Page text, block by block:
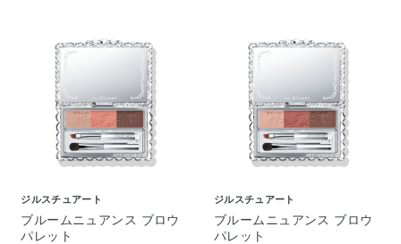
ジルスチュアート
ブルームニュアンス ブロウ
パレット
ジルスチュアート
ブルームニュアンス ブロウ
パレット